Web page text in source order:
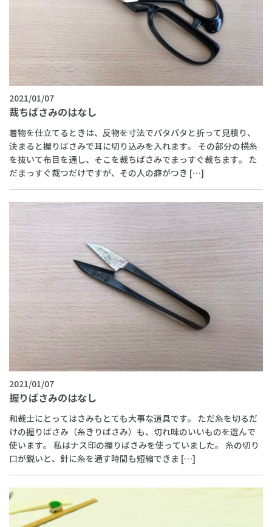
2021/01/07
裁ちばさみのはなし
着物を仕立てるときは、反物を寸法でパタパタと折って見積り、
決まると握りばさみで耳に切り込みを入れます。 その部分の横糸
を抜いて布目を通し、そこを裁ちばさみでまっすぐ裁ちます。 た
だまっすぐ裁つだけですが、その人の癖がつき […]
2021/01/07
握りばさみのはなし
和裁士にとってはさみもとても大事な道具です。 ただ糸を切るだ
けの握りばさみ（糸きりばさみ）も、切れ味のいいものを選んで
使います。 私はナス印の握りばさみを使っていました。 糸の切り
口が鋭いと、針に糸を通す時間も短縮できま […]